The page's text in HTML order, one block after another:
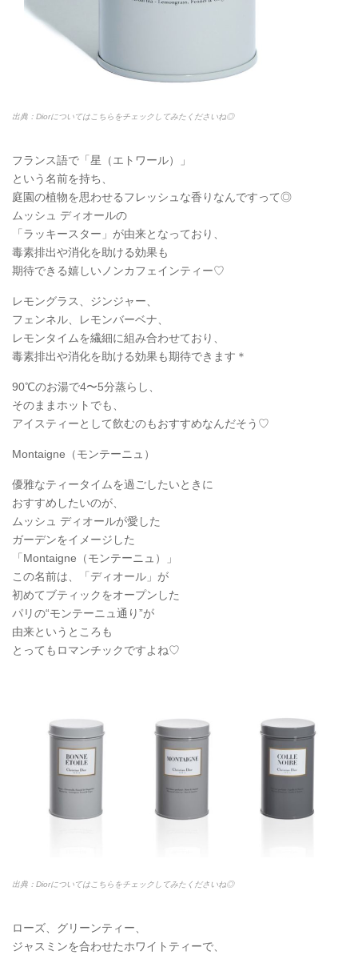
出典：Diorについてはこちらをチェックしてみたくださいね◎
フランス語で「星（エトワール）」
という名前を持ち、
庭園の植物を思わせるフレッシュな香りなんですって◎
ムッシュ ディオールの
「ラッキースター」が由来となっており、
毒素排出や消化を助ける効果も
期待できる嬉しいノンカフェインティー♡
レモングラス、ジンジャー、
フェンネル、レモンバーベナ、
レモンタイムを繊細に組み合わせており、
毒素排出や消化を助ける効果も期待できます＊
90℃のお湯で4〜5分蒸らし、
そのままホットでも、
アイスティーとして飲むのもおすすめなんだそう♡
Montaigne（モンテーニュ）
優雅なティータイムを過ごしたいときに
おすすめしたいのが、
ムッシュ ディオールが愛した
ガーデンをイメージした
「Montaigne（モンテーニュ）」
この名前は、「ディオール」が
初めてブティックをオープンした
パリの“モンテーニュ通り”が
由来というところも
とってもロマンチックですよね♡
出典：Diorについてはこちらをチェックしてみたくださいね◎
ローズ、グリーンティー、
ジャスミンを合わせたホワイトティーで、